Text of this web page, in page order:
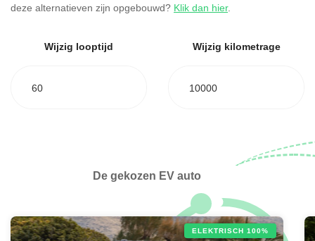
deze alternatieven zijn opgebouwd? Klik dan hier.
Wijzig looptijd
60
Wijzig kilometrage
10000
De gekozen EV auto
ELEKTRISCH 100%